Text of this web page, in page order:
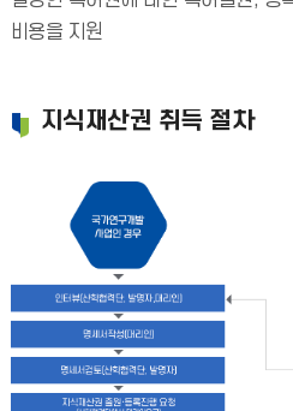
비용을 지원
지식재산권 취득 절차